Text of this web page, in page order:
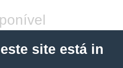
site está in